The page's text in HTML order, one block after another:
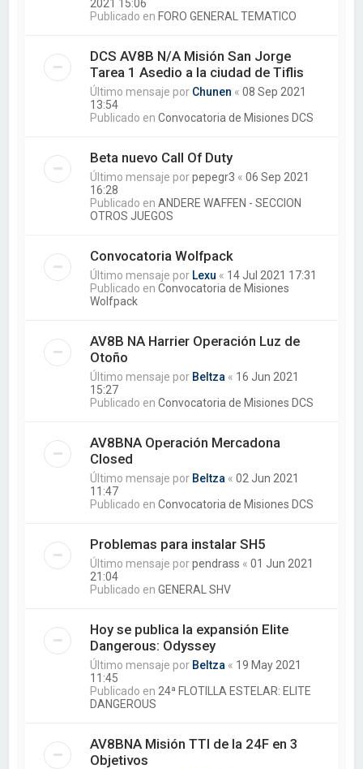
2021 15:06
Publicado en FORO GENERAL TEMATICO
DCS AV8B N/A Misión San Jorge
Tarea 1 Asedio a la ciudad de Tiflis
Último mensaje por Chunen «08 Sep 2021
13:54
Publicado enConvocatoria de Misiones DCS
Beta nuevo Call Of Duty
Último mensaje porpepegr3 «06 Sep 2021
16:28
Publicado enANDERE WAFFEN - SECCION
OTROS JUEGOS
Convocatoria Wolfpack
Último mensaje por Lexu « 14 Jul 2021 17:31
Publicado enConvocatoria de Misiones
Wolfpack
AV8B NA Harrier Operación Luz de
Otoño
Último mensaje por Beltza « 16 Jun 2021
15:27
Publicado enConvocatoria de Misiones DCS
AV8BNA Operación Mercadona
Closed
Último mensaje por Beltza «02 Jun 2021
11:47
Publicado enConvocatoria de Misiones DCS
Problemas para instalar SH5
Último mensaje porpendrass «01 Jun 2021
21:04
Publicado enGENERAL SHV
Hoy se publica la expansión Elite
Dangerous: Odyssey
Último mensaje por Beltza « 19 May 2021
11:45
Publicado en 24ª FLOTILLA ESTELAR: ELITE
DANGEROUS
AV8BNA Misión TTI de la 24F en 3
Objetivos